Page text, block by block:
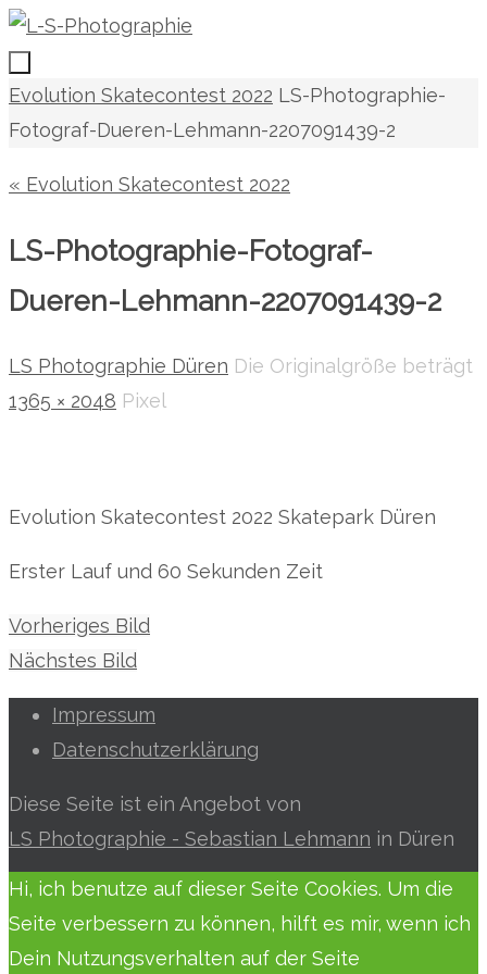
Zum
Inhalt
springen
Zum
Inhalt
Start
Evolution Skatecontest 2022 LS-Photographie-
Fotograf-Dueren-Lehmann-2207091439-2
« Evolution Skatecontest 2022
LS-Photographie-Fotograf-
Dueren-Lehmann-2207091439-2
LS Photographie Düren Die Originalgröße beträgt
1365 × 2048 Pixel
Evolution Skatecontest 2022 Skatepark Düren
Erster Lauf und 60 Sekunden Zeit
Vorheriges Bild
Nächstes Bild
Impressum
Datenschutzerklärung
Diese Seite ist ein Angebot von
LS Photographie - Sebastian Lehmann in Düren
Hi, ich benutze auf dieser Seite Cookies. Um die
Seite verbessern zu können, hilft es mir, wenn ich
Dein Nutzungsverhalten auf der Seite